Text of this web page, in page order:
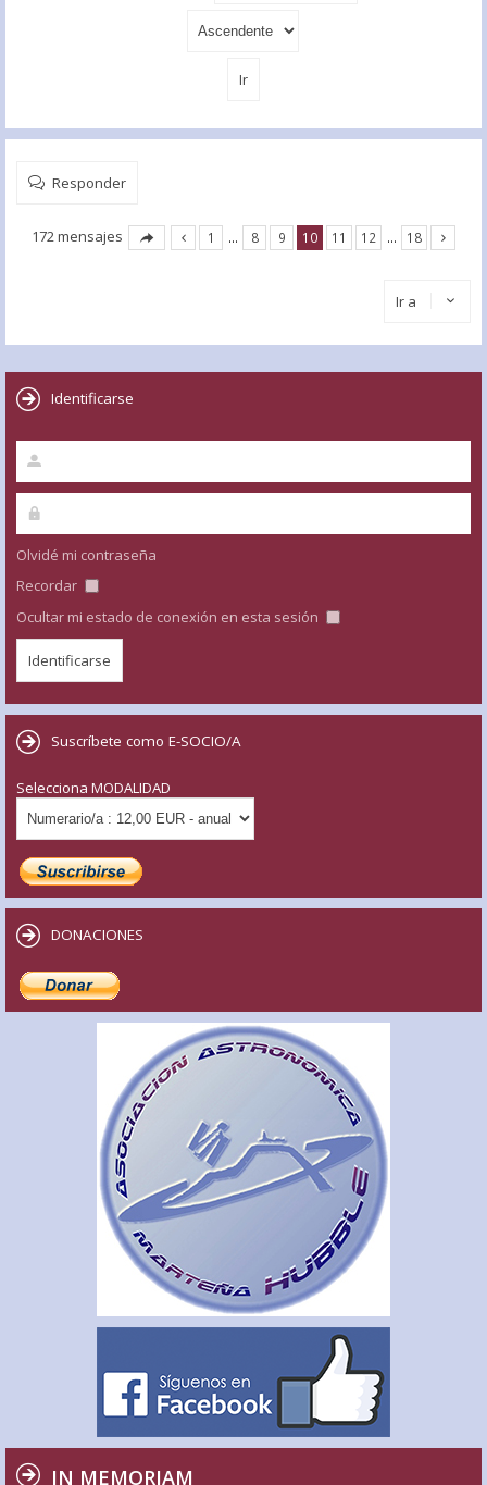
Responder
172 mensajes 1 … 8 9 10 11 12 … 18
Ir a
Identificarse
Olvidé mi contraseña
Recordar
Ocultar mi estado de conexión en esta sesión
Suscríbete como E-SOCIO/A
Selecciona MODALIDAD
DONACIONES
IN MEMORIAM